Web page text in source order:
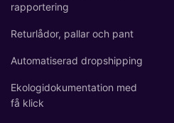
rapportering
Returlådor, pallar och pant
Automatiserad dropshipping
Ekologidokumentation med
få klick